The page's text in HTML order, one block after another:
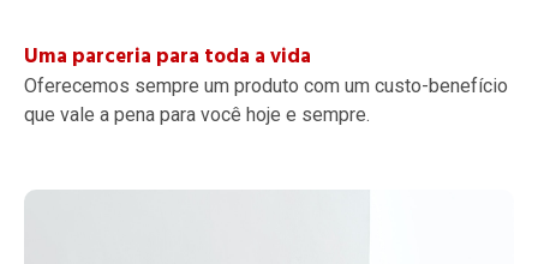
Uma parceria para toda a vida
Oferecemos sempre um produto com um custo-benefício
que vale a pena para você hoje e sempre.